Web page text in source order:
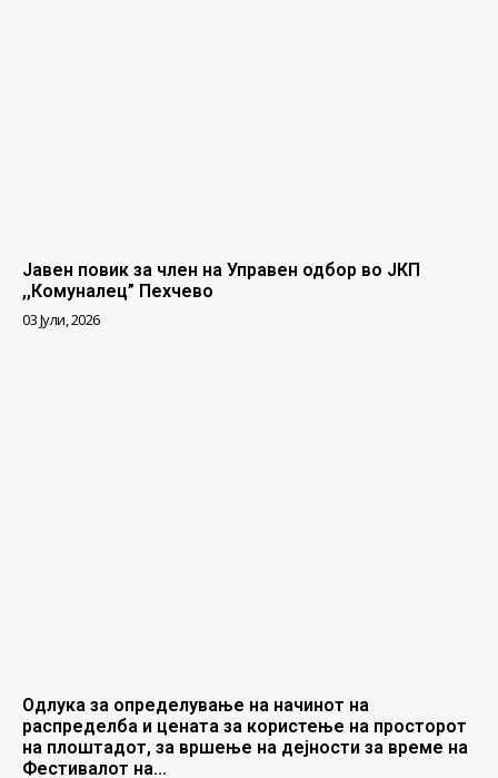
Јавен повик за член на Управен одбор во ЈКП
,,Комуналец” Пехчево
03 Јули, 2026
Одлука за определување на начинот на
распределба и цената за користење на просторот
на плоштадот, за вршење на дејности за време на
Фестивалот на...